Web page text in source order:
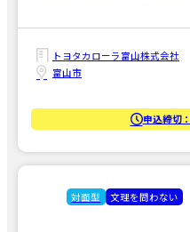
トヨタカローラ富山株式会社
富山市
申込締切：
対面型 文理を問わない